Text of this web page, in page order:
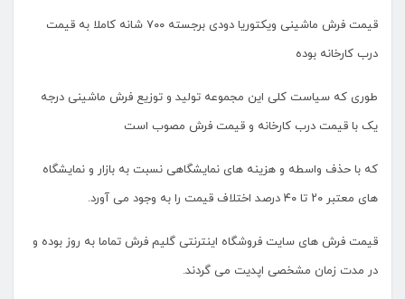
قیمت فرش ماشینی ویکتوریا دودی برجسته ۷۰۰ شانه کاملا به قیمت
درب کارخانه بوده
طوری که سیاست کلی این مجموعه تولید و توزیع فرش ماشینی درجه
یک با قیمت درب کارخانه و قیمت فرش مصوب است
که با حذف واسطه و هزینه های نمایشگاهی نسبت به بازار و نمایشگاه
های معتبر ۲۰ تا ۴۰ درصد اختلاف قیمت را به وجود می آورد.
قیمت فرش های سایت فروشگاه اینترنتی گلیم فرش تماما به روز بوده و
در مدت زمان مشخصی اپدیت می گردند.